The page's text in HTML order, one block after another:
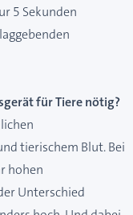
5 Sekunden
für Tiere nötig?
tierischem Blut. Bei
hohen
Unterschied